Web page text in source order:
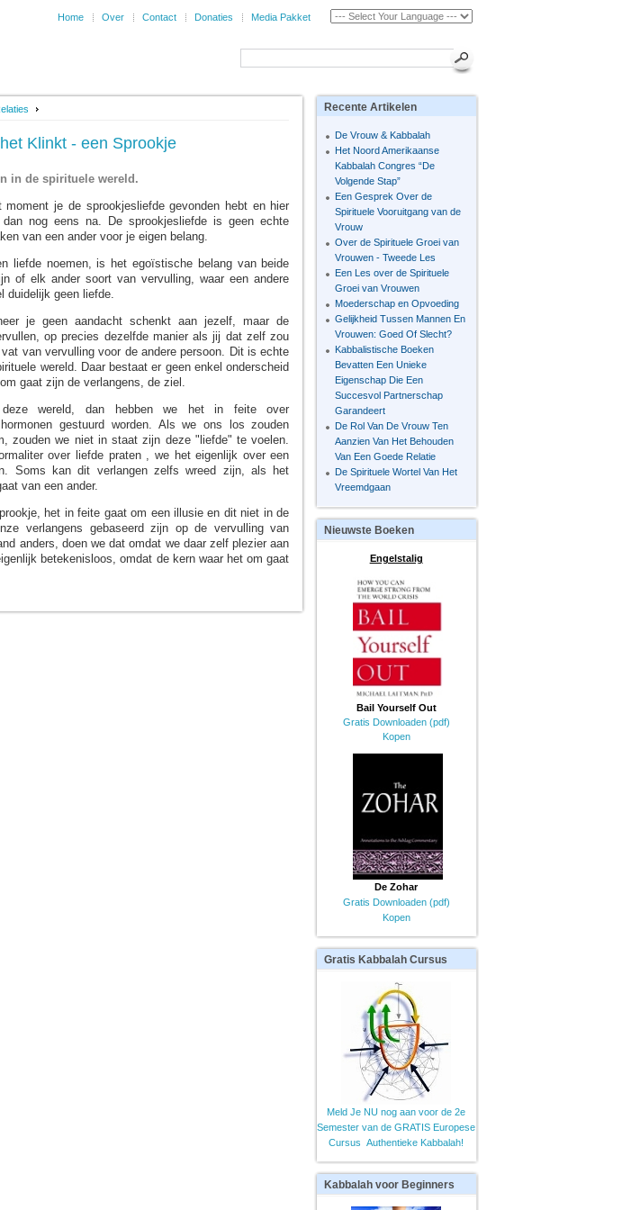
Home Over Contact Donaties Media Pakket
Klinkt - een Sprookje
in de spirituele wereld.
je de sprookjesliefde gevonden hebt en hier
nog eens na. De sprookjesliefde is geen echte
van een ander voor je eigen belang.
liefde noemen, is het egoïstische belang van beide
of elk ander soort van vervulling, waar een andere
duidelijk geen liefde.
je geen aandacht schenkt aan jezelf, maar de
op precies dezelfde manier als jij dat zelf zou
van vervulling voor de andere persoon. Dit is echte
wereld. Daar bestaat er geen enkel onderscheid
gaat zijn de verlangens, de ziel.
wereld, dan hebben we het in feite over
gestuurd worden. Als we ons los zouden
zouden we niet in staat zijn deze "liefde" te voelen.
over liefde praten , we het eigenlijk over een
Soms kan dit verlangen zelfs wreed zijn, als het
van een ander.
het in feite gaat om een illusie en dit niet in de
verlangens gebaseerd zijn op de vervulling van
anders, doen we dat omdat we daar zelf plezier aan
betekenisloos, omdat de kern waar het om gaat
RecenteArtikelen
De Vrouw & Kabbalah
Het Noord Amerikaanse
Kabbalah Congres “De
Volgende Stap”
Een Gesprek Over de
Spirituele Vooruitgang van de
Vrouw
Over de Spirituele Groei van
Vrouwen - Tweede Les
Een Les over de Spirituele
Groei van Vrouwen
Moederschap en Opvoeding
Gelijkheid Tussen Mannen En
Vrouwen: Goed Of Slecht?
Kabbalistische Boeken
Bevatten Een Unieke
Eigenschap Die Een
Succesvol Partnerschap
Garandeert
De Rol Van De Vrouw Ten
Aanzien Van Het Behouden
Van Een Goede Relatie
De Spirituele Wortel Van Het
Vreemdgaan
NieuwsteBoeken
Engelstalig
Bail Yourself Out
Gratis Downloaden (pdf)
Kopen
De Zohar
Gratis Downloaden (pdf)
Kopen
Gratis Kabbalah Cursus
Meld Je NU nog aan voor de 2e
Semester van de GRATIS Europese
Cursus Authentieke Kabbalah!
Kabbalahvoor Beginners